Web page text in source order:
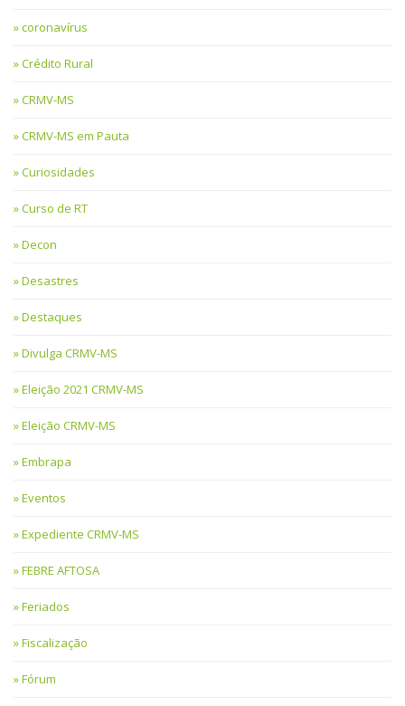
coronavírus
Crédito Rural
CRMV-MS
CRMV-MS em Pauta
Curiosidades
Curso de RT
Decon
Desastres
Destaques
Divulga CRMV-MS
Eleição 2021 CRMV-MS
Eleição CRMV-MS
Embrapa
Eventos
Expediente CRMV-MS
FEBRE AFTOSA
Feriados
Fiscalização
Fórum